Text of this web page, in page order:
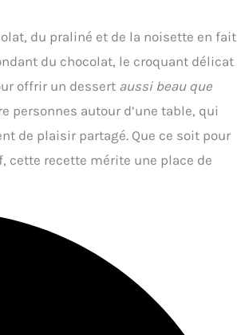
du praliné et de la noisette en fait
du chocolat, le croquant délicat
offrir un dessert aussi beau que
personnes autour d’une table, qui
de plaisir partagé. Que ce soit pour
cette recette mérite une place de